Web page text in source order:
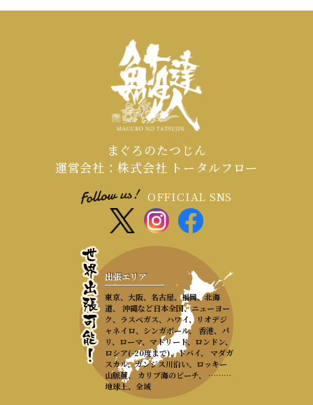
まぐろのたつじん
運営会社：株式会社 トータルフロー
OFFICIAL SNS
出張エリア
東京、大阪、名古屋、福岡、北海
道、 沖縄など日本全国、ニューヨー
ク、ラスベガス、ハワイ、リオデジ
ャネイロ、シンガポール、 香港、パ
リ、ローマ、マドリード、ロンドン、
ロシア(-20度まで)、ドバイ、 マダガ
スカル、ガンジス川沿い、ロッキー
山脈麓、 カリブ海のビーチ、 ………
地球上、全域